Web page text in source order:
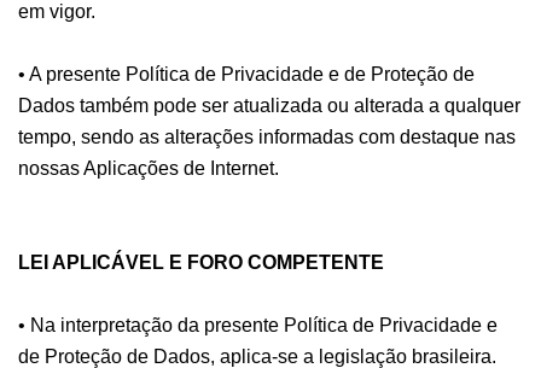
em vigor.
• A presente Política de Privacidade e de Proteção de
Dados também pode ser atualizada ou alterada a qualquer
tempo, sendo as alterações informadas com destaque nas
nossas Aplicações de Internet.
LEI APLICÁVEL E FORO COMPETENTE
• Na interpretação da presente Política de Privacidade e
de Proteção de Dados, aplica-se a legislação brasileira.